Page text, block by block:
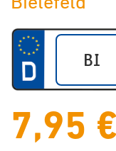
7,95 €